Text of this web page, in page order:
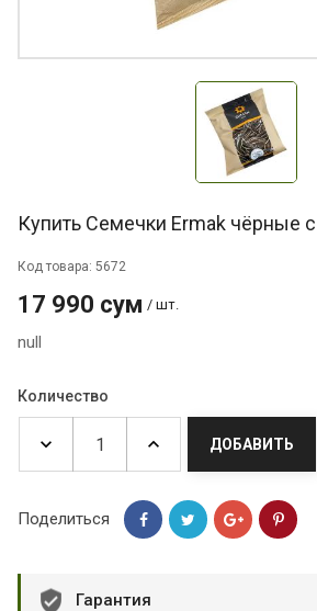
Купить Семечки Ermak чёрные
Код товара: 5672
17 990 сум / шт.
null
Количество
ДОБАВИТЬ
Поделиться
Гарантия